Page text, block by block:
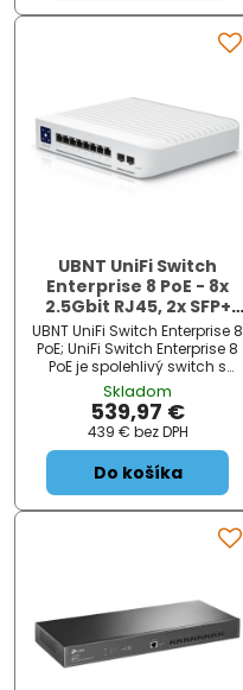
UBNT UniFi Switch
Enterprise 8 PoE - 8x
2.5Gbit RJ45, 2x SFP+
port, PoE 802.3at
UBNT UniFi Switch Enterprise 8
PoE; UniFi Switch Enterprise 8
PoE je spolehlivý switch s
managementem v desktop
provedení. Jedné se o
konfigurovatelný výkonný L3
přepínač s kapacitou 80
Gbps , rych...
Skladom
539,97 €
439 € bez DPH
Do košíka